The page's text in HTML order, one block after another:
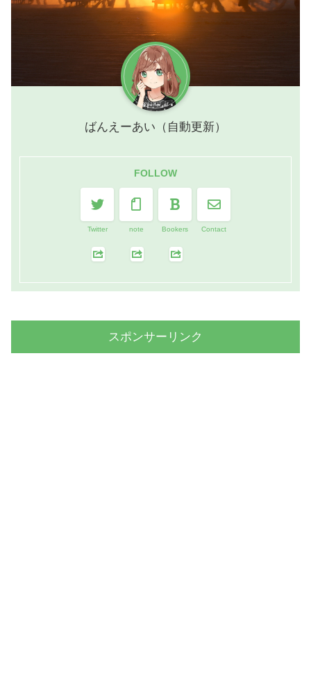
ばんえーあい（自動更新）
FOLLOW
Twitter note Bookers Contact
スポンサーリンク